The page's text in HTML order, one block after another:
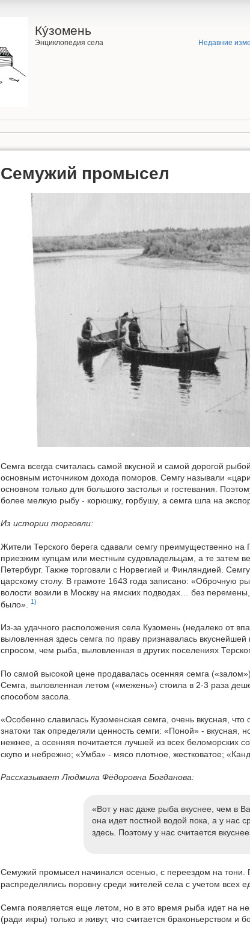
Кýзомень
Энциклопедия села Недавние
Семужий промысел
Семга всегда считалась самой вкусной и самой дорогой
основным источником дохода поморов. Семгу называли
основном только для большого застолья и гостевания.
более мелкую рыбу - корюшку, горбушу, а семга шла на
Из истории торговли:
Жители Терского берега сдавали семгу преимущественно на
приезжим купцам или местным судовладельцам, а те затем
Петербург. Также торговали с Норвегией и Финляндией.
царскому столу. В грамоте 1643 года записано: «Оброчную
волости возили в Москву на ямских подводах… без
было».
1)
Из-за удачного расположения села Кузомень (недалеко от
выловленная здесь семга по праву признавалась
спросом, чем рыба, выловленная в других поселениях
По самой высокой цене продавалась осенняя семга
Семга, выловленная летом («межень») стоила в 2-3 раза
способом засола.
«Особенно славилась Кузоменская семга, очень вкусная,
знатоки так определяли ценность семги: «Поной» - вкусная,
нежнее, а осенняя почитается лучшей из всех беломорских
скупо и небрежно; «Умба» - мясо плотное, жестковатое;
Рассказывает Людмила Фёдоровна Богданова:
«Вот у нас даже рыба вкуснее, чем в
она идет постной водой пока, а у нас
здесь. Поэтому у нас считается
Семужий промысел начинался осенью, с переездом на
распределялись поровну среди жителей села с учетом всех
Семга появляется еще летом, но в это время рыба идет на
(ради икры) только и живут, что считается браконьерством и